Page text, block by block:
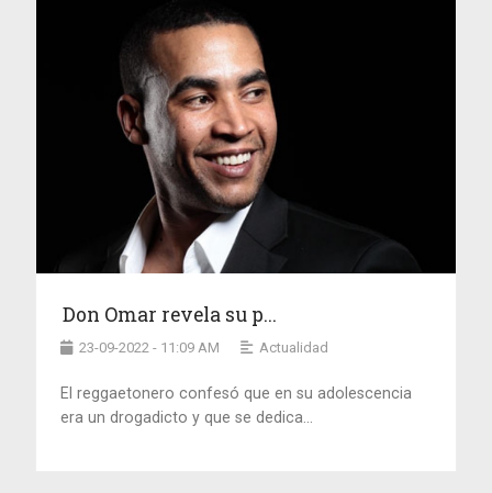
Don Omar revela su p...
23-09-2022 - 11:09 AM Actualidad
El reggaetonero confesó que en su adolescencia
era un drogadicto y que se dedica...